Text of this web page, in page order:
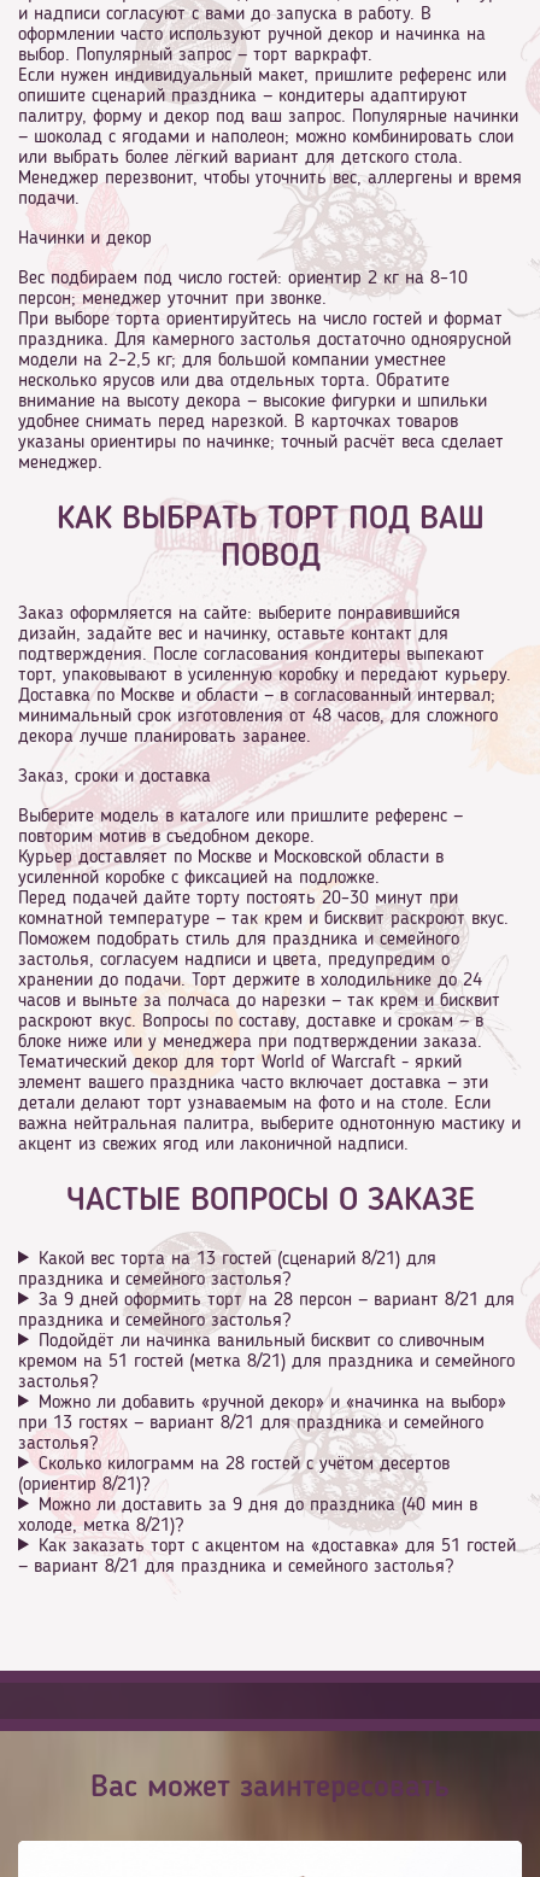
и надписи согласуют с вами до запуска в работу. В
оформлении часто используют ручной декор и начинка на
выбор. Популярный запрос — торт варкрафт.
Если нужен индивидуальный макет, пришлите референс или
опишите сценарий праздника — кондитеры адаптируют
палитру, форму и декор под ваш запрос. Популярные начинки
— шоколад с ягодами и наполеон; можно комбинировать слои
или выбрать более лёгкий вариант для детского стола.
Менеджер перезвонит, чтобы уточнить вес, аллергены и время
подачи.
Начинки и декор
Вес подбираем под число гостей: ориентир 2 кг на 8–10
персон; менеджер уточнит при звонке.
При выборе торта ориентируйтесь на число гостей и формат
праздника. Для камерного застолья достаточно одноярусной
модели на 2–2,5 кг; для большой компании уместнее
несколько ярусов или два отдельных торта. Обратите
внимание на высоту декора — высокие фигурки и шпильки
удобнее снимать перед нарезкой. В карточках товаров
указаны ориентиры по начинке; точный расчёт веса сделает
менеджер.
КАК ВЫБРАТЬ ТОРТ ПОД ВАШ
ПОВОД
Заказ оформляется на сайте: выберите понравившийся
дизайн, задайте вес и начинку, оставьте контакт для
подтверждения. После согласования кондитеры выпекают
торт, упаковывают в усиленную коробку и передают курьеру.
Доставка по Москве и области — в согласованный интервал;
минимальный срок изготовления от 48 часов, для сложного
декора лучше планировать заранее.
Заказ, сроки и доставка
Выберите модель в каталоге или пришлите референс —
повторим мотив в съедобном декоре.
Курьер доставляет по Москве и Московской области в
усиленной коробке с фиксацией на подложке.
Перед подачей дайте торту постоять 20–30 минут при
комнатной температуре — так крем и бисквит раскроют вкус.
Поможем подобрать стиль для праздника и семейного
застолья, согласуем надписи и цвета, предупредим о
хранении до подачи. Торт держите в холодильнике до 24
часов и выньте за полчаса до нарезки — так крем и бисквит
раскроют вкус. Вопросы по составу, доставке и срокам — в
блоке ниже или у менеджера при подтверждении заказа.
Тематический декор для торт World of Warcraft - яркий
элемент вашего праздника часто включает доставка — эти
детали делают торт узнаваемым на фото и на столе. Если
важна нейтральная палитра, выберите однотонную мастику и
акцент из свежих ягод или лаконичной надписи.
ЧАСТЫЕ ВОПРОСЫ О ЗАКАЗЕ
Какой вес торта на 13 гостей (сценарий 8/21) для
праздника и семейного застолья?
За 9 дней оформить торт на 28 персон — вариант 8/21 для
праздника и семейного застолья?
Подойдёт ли начинка ванильный бисквит со сливочным
кремом на 51 гостей (метка 8/21) для праздника и семейного
застолья?
Можно ли добавить «ручной декор» и «начинка на выбор»
при 13 гостях — вариант 8/21 для праздника и семейного
застолья?
Сколько килограмм на 28 гостей с учётом десертов
(ориентир 8/21)?
Можно ли доставить за 9 дня до праздника (40 мин в
холоде, метка 8/21)?
Как заказать торт с акцентом на «доставка» для 51 гостей
— вариант 8/21 для праздника и семейного застолья?
Вас может заинтересовать